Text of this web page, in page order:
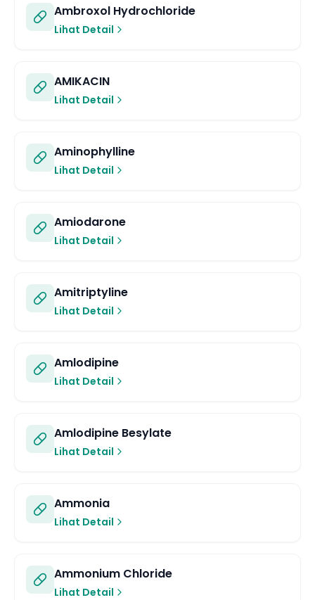
Ambroxol Hydrochloride
Lihat Detail
AMIKACIN
Lihat Detail
Aminophylline
Lihat Detail
Amiodarone
Lihat Detail
Amitriptyline
Lihat Detail
Amlodipine
Lihat Detail
Amlodipine Besylate
Lihat Detail
Ammonia
Lihat Detail
Ammonium Chloride
Lihat Detail